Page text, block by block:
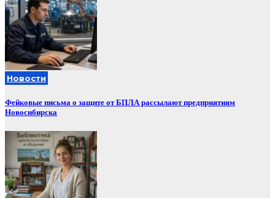
Новости
Фейковые письма о защите от БПЛА рассылают предприятиям
Новосибирска